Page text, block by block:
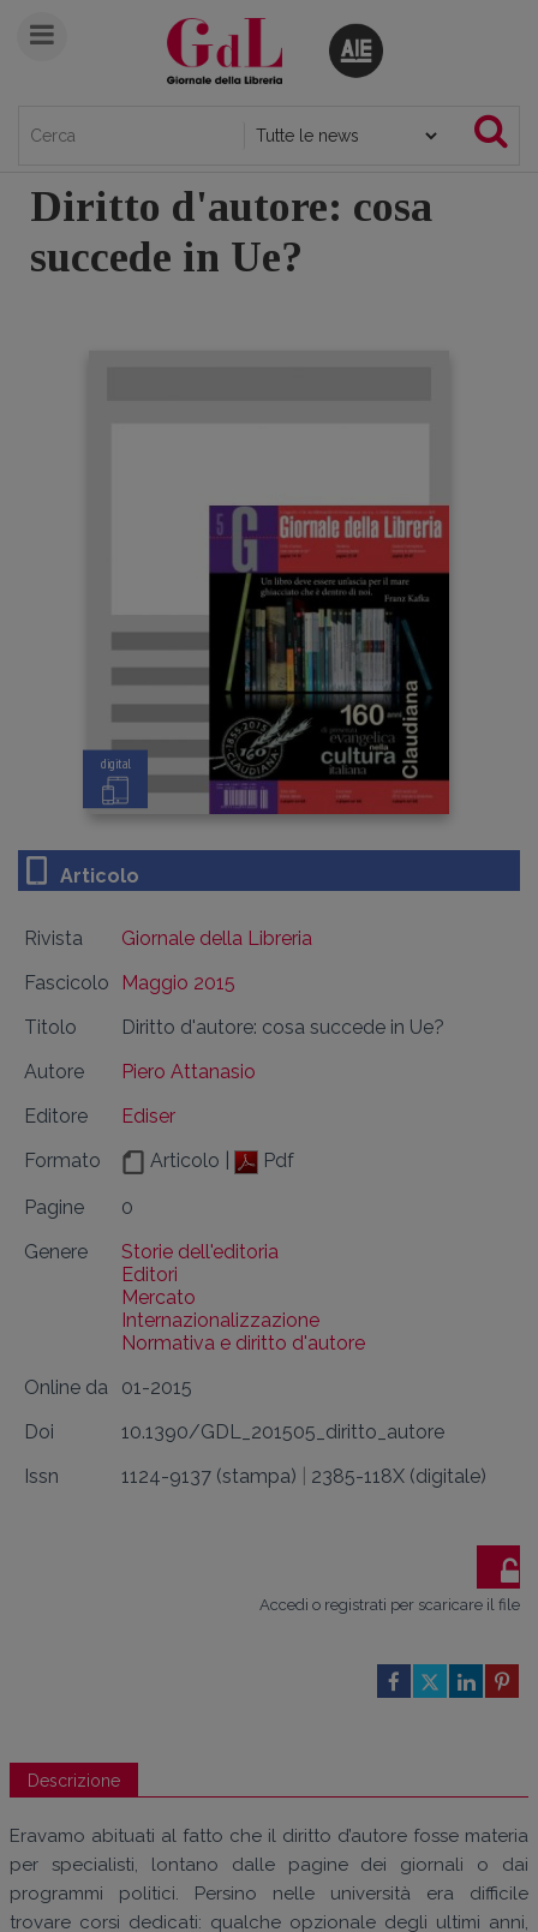
Diritto d'autore: cosa
succede in Ue?
digital
Articolo
Rivista
Giornale della Libreria
Fascicolo
Maggio 2015
Titolo
Diritto d'autore: cosa succede in Ue?
Autore
Piero Attanasio
Editore
Ediser
Formato
Articolo | Pdf
Pagine
0
Genere
Storie dell'editoria
Editori
Mercato
Internazionalizzazione
Normativa e diritto d'autore
Online da
01-2015
Doi
10.1390/GDL_201505_diritto_autore
Issn
1124-9137 (stampa) 2385-118X (digitale)
Accedi o registrati per scaricare il file
Descrizione
Eravamo abituati al fatto che il diritto d’autore fosse materia
per specialisti, lontano dalle pagine dei giornali o dai
programmi politici. Persino nelle università era difficile
trovare corsi dedicati: qualche opzionale degli ultimi anni,